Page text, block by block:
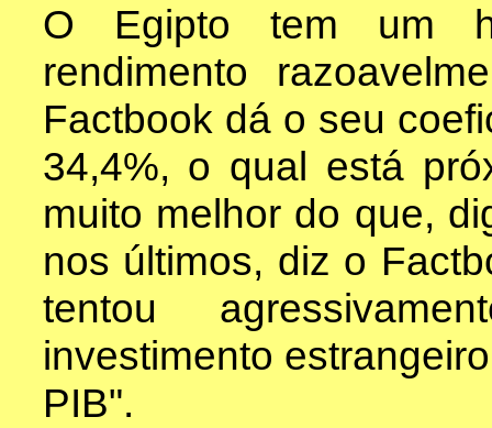
O Egipto tem um
rendimento
Factbook dá o seu
34,4%, o qual está
muito melhor do que,
nos últimos, diz o
tentou
investimento
PIB".